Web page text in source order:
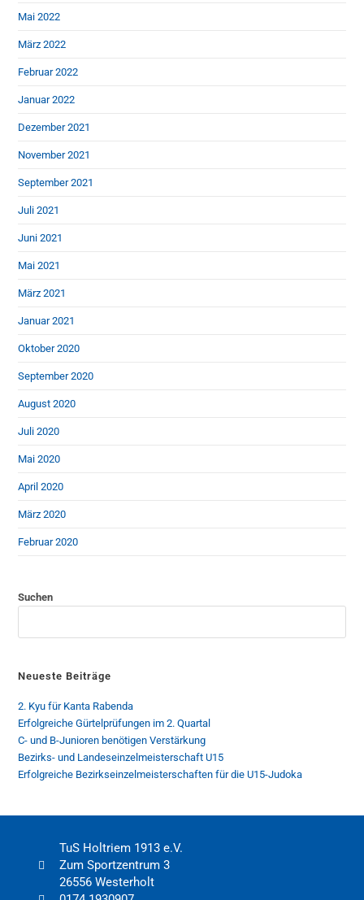
Mai 2022
März 2022
Februar 2022
Januar 2022
Dezember 2021
November 2021
September 2021
Juli 2021
Juni 2021
Mai 2021
März 2021
Januar 2021
Oktober 2020
September 2020
August 2020
Juli 2020
Mai 2020
April 2020
März 2020
Februar 2020
Suchen
Neueste Beiträge
2. Kyu für Kanta Rabenda
Erfolgreiche Gürtelprüfungen im 2. Quartal
C- und B-Junioren benötigen Verstärkung
Bezirks- und Landeseinzelmeisterschaft U15
Erfolgreiche Bezirkseinzelmeisterschaften für die U15-Judoka
TuS Holtriem 1913 e.V.
Zum Sportzentrum 3
26556 Westerholt